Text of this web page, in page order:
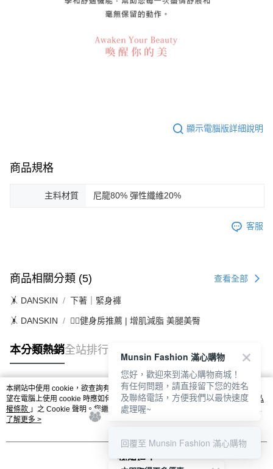
顯示電腦版詳細說明
商品規格
主料材質 尼龍80% 彈性纖維20%
客服
商品相關分類 (5) 查看全部
🤸 DANSKIN 下著｜緊身褲
🤸 DANSKIN 🏋️‍♀️健身房推薦 | 增肌減脂 美腿美臀
本分類熱銷全站排行
熱門標籤
本網站中使用 cookie，欲查詢有關本網站使用 cookie 方式之詳情，及若您不希
望在電腦上使用 cookie 時應如何變更電腦的 cookie 設定，請參閱本網站「
隱私
權條款 」之 Cookie 聲明。您繼續使用本網站即表示您同意本公司得按本網站使
用條款之 Cookie 聲明使用 cookie。
了解更多 >
我知道了
Munsin Fashion 滿心購物
您好，歡迎來到滿心購物商城！
有任何問題，請直接留下您的姓名
及聯絡電話，方便我們以最快速度
處理喔~
回覆至 Munsin Fashion 滿心購物